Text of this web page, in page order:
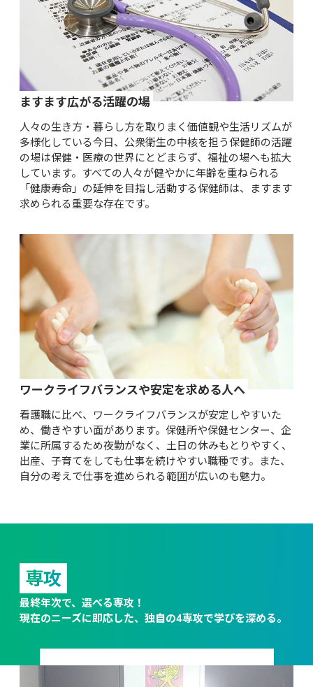
ますます広がる活躍の場
人々の生き方・暮らし方を取りまく価値観や生活リズムが
多様化している今日、公衆衛生の中核を担う保健師の活躍
の場は保健・医療の世界にとどまらず、福祉の場へも拡大
しています。すべての人々が健やかに年齢を重ねられる
「健康寿命」の延伸を目指し活動する保健師は、ますます
求められる重要な存在です。
ワークライフバランスや安定を求める人へ
看護職に比べ、ワークライフバランスが安定しやすいた
め、働きやすい面があります。保健所や保健センター、企
業に所属するため夜勤がなく、土日の休みもとりやすく、
出産、子育てをしても仕事を続けやすい職種です。また、
自分の考えで仕事を進められる範囲が広いのも魅力。
専攻
最終年次で、選べる専攻！
現在のニーズに即応した、独自の4専攻で学びを深める。